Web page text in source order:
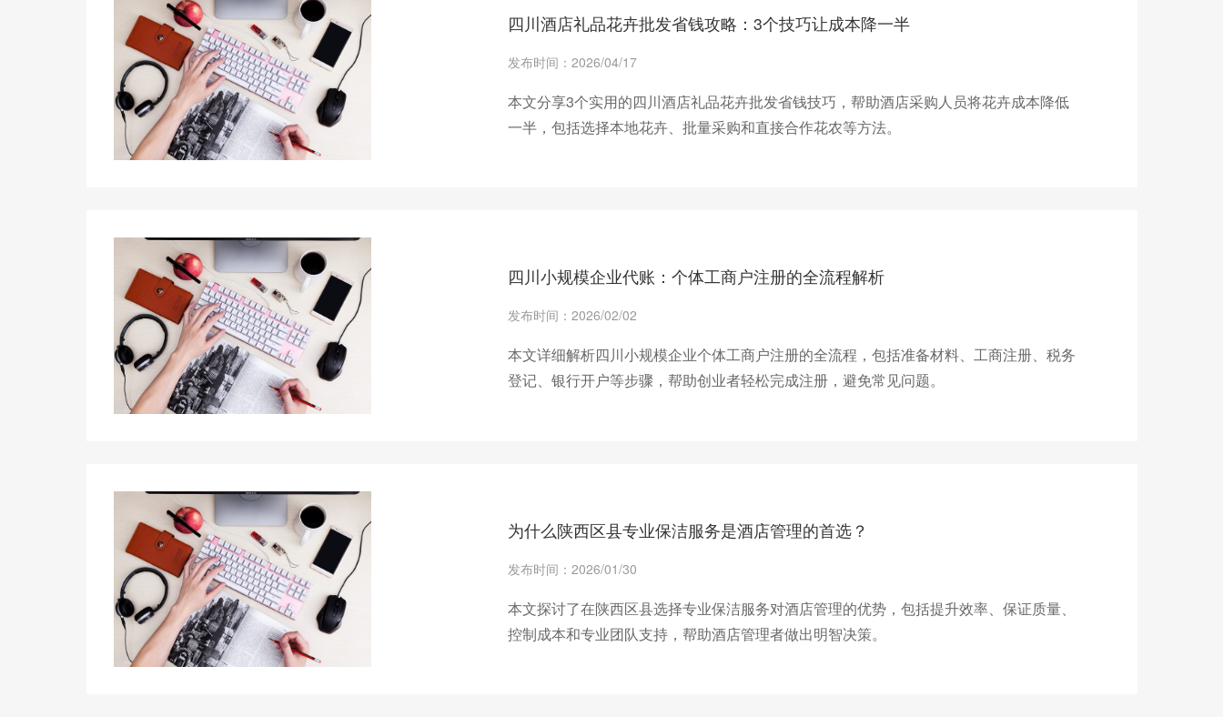
四川酒店礼品花卉批发省钱攻略：3个技巧让成本降一半
发布时间：2026/04/17
本文分享3个实用的四川酒店礼品花卉批发省钱技巧，帮助酒店采购人员将花卉成本降低
一半，包括选择本地花卉、批量采购和直接合作花农等方法。
四川小规模企业代账：个体工商户注册的全流程解析
发布时间：2026/02/02
本文详细解析四川小规模企业个体工商户注册的全流程，包括准备材料、工商注册、税务
登记、银行开户等步骤，帮助创业者轻松完成注册，避免常见问题。
为什么陕西区县专业保洁服务是酒店管理的首选？
发布时间：2026/01/30
本文探讨了在陕西区县选择专业保洁服务对酒店管理的优势，包括提升效率、保证质量、
控制成本和专业团队支持，帮助酒店管理者做出明智决策。